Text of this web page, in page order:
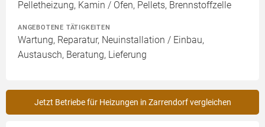
Pelletheizung, Kamin / Ofen, Pellets, Brennstoffzelle
ANGEBOTENE TÄTIGKEITEN
Wartung, Reparatur, Neuinstallation / Einbau,
Austausch, Beratung, Lieferung
Jetzt Betriebe für Heizungen in Zarrendorf vergleichen